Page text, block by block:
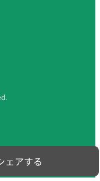
ェアする